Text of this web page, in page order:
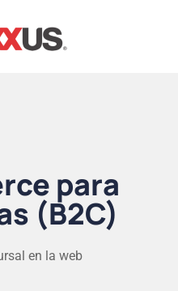
para
(B2C)
en la web